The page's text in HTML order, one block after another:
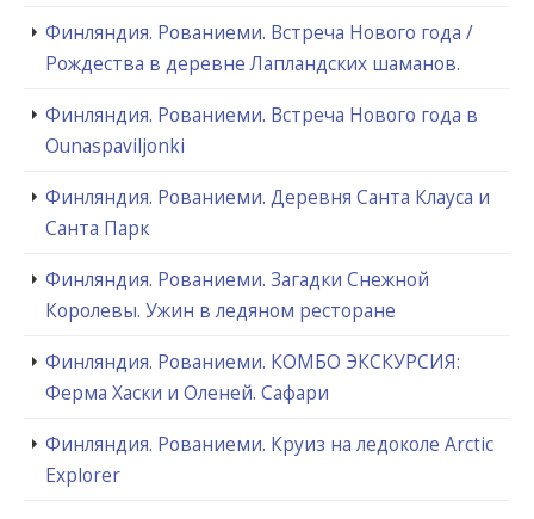
Финляндия. Рованиеми. Встреча Нового года /
Рождества в деревне Лапландских шаманов.
Финляндия. Рованиеми. Встреча Нового года в
Ounaspaviljonki
Финляндия. Рованиеми. Деревня Санта Клауса и
Санта Парк
Финляндия. Рованиеми. Загадки Снежной
Королевы. Ужин в ледяном ресторане
Финляндия. Рованиеми. КОМБО ЭКСКУРСИЯ:
Ферма Хаски и Оленей. Сафари
Финляндия. Рованиеми. Круиз на ледоколе Arctic
Explorer